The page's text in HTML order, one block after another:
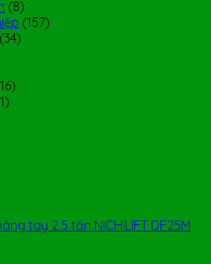
(8)
(157)
(34)
tay 2.5 tấn NICHILIFT DF25M